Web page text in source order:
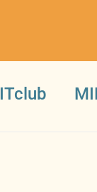
ITclub